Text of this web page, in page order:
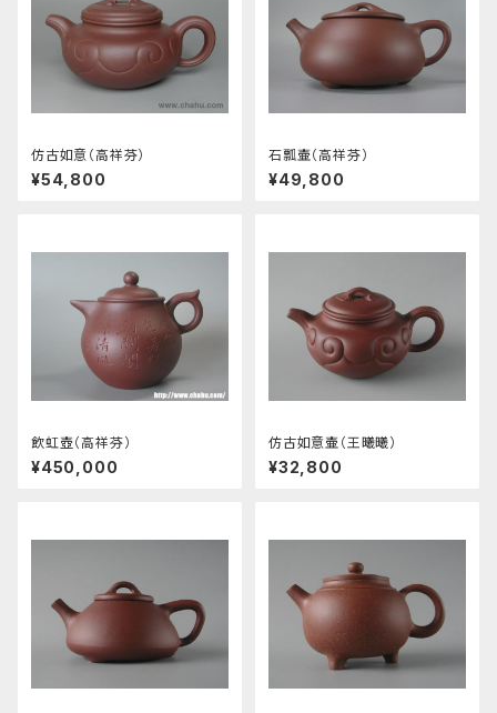
仿古如意（高祥芬）
¥54,800
石瓢壷（高祥芬）
¥49,800
飲虹壺（高祥芬）
¥450,000
仿古如意壷（王曦曦）
¥32,800